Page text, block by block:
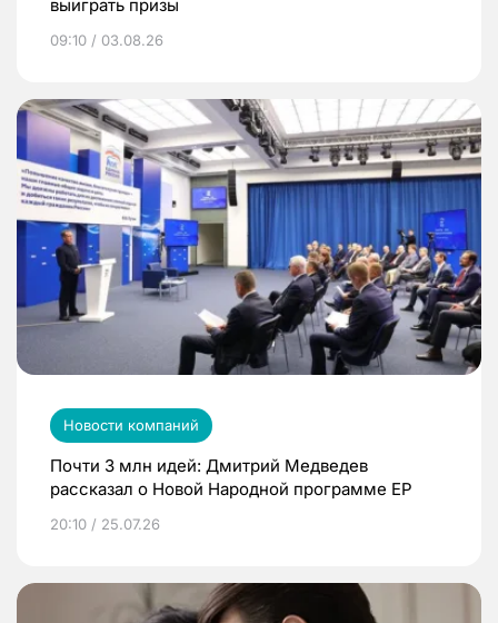
выиграть призы
09:10 / 03.08.26
Новости компаний
Почти 3 млн идей: Дмитрий Медведев
рассказал о Новой Народной программе ЕР
20:10 / 25.07.26